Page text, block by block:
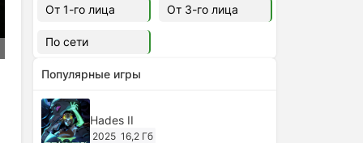
От 1-го лица От 3-го лица
По сети
Популярные игры
Hades II
2025 16,2 Гб